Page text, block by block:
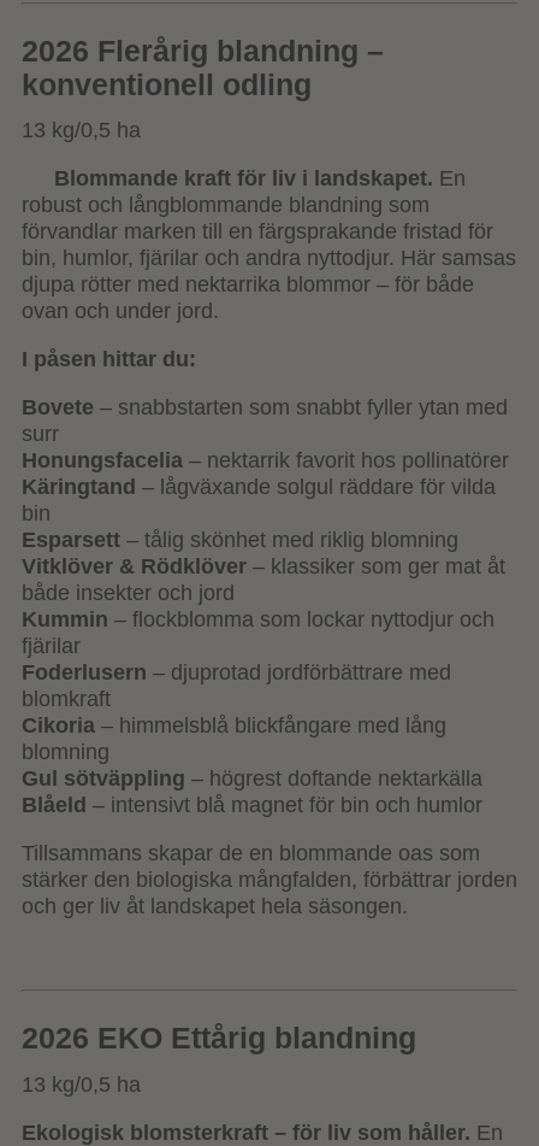
2026 Flerårig blandning –
konventionell odling
13 kg/0,5 ha
Blommande kraft för liv i landskapet. En
robust och långblommande blandning som
förvandlar marken till en färgsprakande fristad för
bin, humlor, fjärilar och andra nyttodjur. Här samsas
djupa rötter med nektarrika blommor – för både
ovan och under jord.
I påsen hittar du:
Bovete – snabbstarten som snabbt fyller ytan med
surr
Honungsfacelia – nektarrik favorit hos pollinatörer
Käringtand – lågväxande solgul räddare för vilda
bin
Esparsett – tålig skönhet med riklig blomning
Vitklöver & Rödklöver – klassiker som ger mat åt
både insekter och jord
Kummin – flockblomma som lockar nyttodjur och
fjärilar
Foderlusern – djuprotad jordförbättrare med
blomkraft
Cikoria – himmelsblå blickfångare med lång
blomning
Gul sötväppling – högrest doftande nektarkälla
Blåeld – intensivt blå magnet för bin och humlor
Tillsammans skapar de en blommande oas som
stärker den biologiska mångfalden, förbättrar jorden
och ger liv åt landskapet hela säsongen.
2026 EKO Ettårig blandning
13 kg/0,5 ha
Ekologisk blomsterkraft – för liv som håller. En